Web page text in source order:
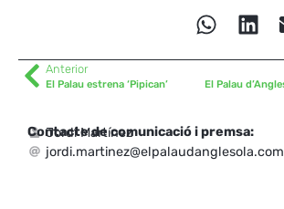
Anterior
El Palau estrena ‘Pipican’
Contacte de comunicació i premsa:
Jordi Martínez
jordi.martinez@elpalaudanglesola.com